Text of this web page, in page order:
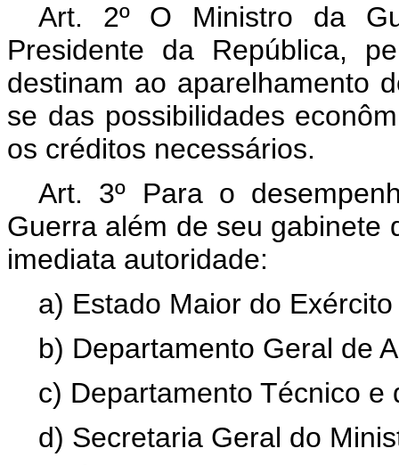
Art. 2º O Ministro da
Presidente da República,
destinam ao aparelhamento
se das possibilidades
os créditos necessários.
Art. 3º Para o
Guerra além de seu gabinete
imediata autoridade:
a) Estado Maior do
b) Departamento Geral de
c) Departamento Técnico e
d) Secretaria Geral do